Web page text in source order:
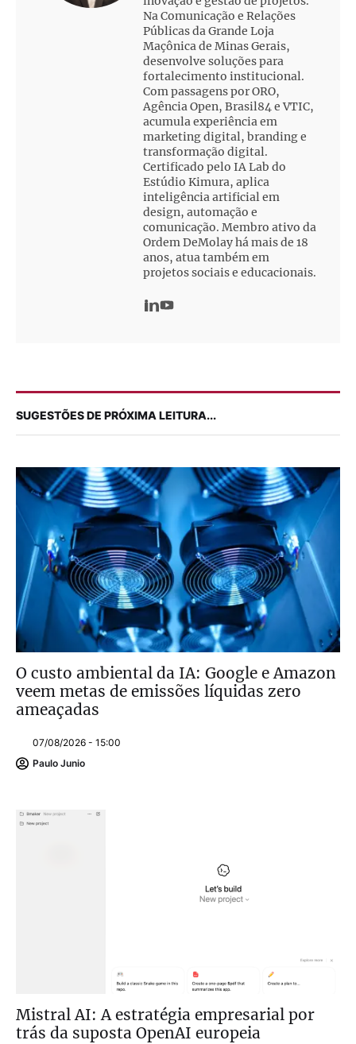
Na Comunicação e Relações
Públicas da Grande Loja
Maçônica de Minas Gerais,
desenvolve soluções para
fortalecimento institucional.
Com passagens por ORO,
Agência Open, Brasil84 e VTIC,
acumula experiência em
marketing digital, branding e
transformação digital.
Certificado pelo IA Lab do
Estúdio Kimura, aplica
inteligência artificial em
design, automação e
comunicação. Membro ativo da
Ordem DeMolay há mais de 18
anos, atua também em
projetos sociais e educacionais.
SUGESTÕES DE PRÓXIMA LEITURA...
O custo ambiental da IA: Google e Amazon
veem metas de emissões líquidas zero
ameaçadas
07/08/2026 - 15:00
Paulo Junio
Mistral AI: A estratégia empresarial por
trás da suposta OpenAI europeia